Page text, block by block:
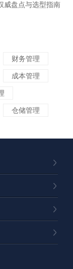
威盘点与选型指南
财务管理
成本管理
仓储管理